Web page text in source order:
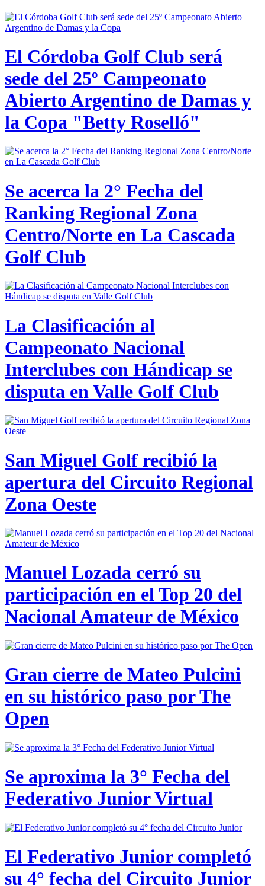
El Córdoba Golf Club será
sede del 25º Campeonato
Abierto Argentino de Damas y
la Copa "Betty Roselló"
Se acerca la 2° Fecha del
Ranking Regional Zona
Centro/Norte en La Cascada
Golf Club
La Clasificación al
Campeonato Nacional
Interclubes con Hándicap se
disputa en Valle Golf Club
San Miguel Golf recibió la
apertura del Circuito Regional
Zona Oeste
Manuel Lozada cerró su
participación en el Top 20 del
Nacional Amateur de México
Gran cierre de Mateo Pulcini
en su histórico paso por The
Open
Se aproxima la 3° Fecha del
Federativo Junior Virtual
El Federativo Junior completó
su 4° fecha del Circuito Junior